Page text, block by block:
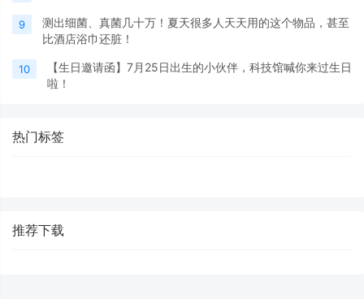
9
测出细菌、真菌几十万！夏天很多人天天用的这个物品，甚至
比酒店浴巾还脏！
10
【生日邀请函】7月25日出生的小伙伴，科技馆喊你来过生日
啦！
热门标签
推荐下载